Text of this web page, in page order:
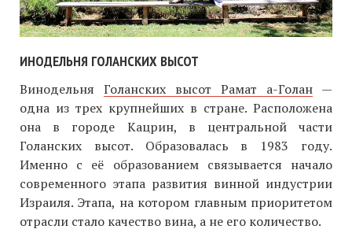
ИНОДЕЛЬНЯ ГОЛАНСКИХ ВЫСОТ
Винодельня Голанских высот Рамат а-Голан —
одна из трех крупнейших в стране. Расположена
она в городе Кацрин, в центральной части
Голанских высот. Образовалась в 1983 году.
Именно с её образованием связывается начало
современного этапа развития винной индустрии
Израиля. Этапа, на котором главным приоритетом
отрасли стало качество вина, а не его количество.